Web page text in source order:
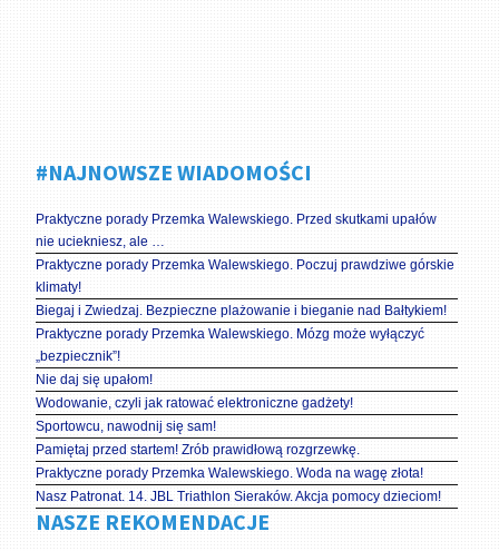
#NAJNOWSZE WIADOMOŚCI
Praktyczne porady Przemka Walewskiego. Przed skutkami upałów
nie uciekniesz, ale …
Praktyczne porady Przemka Walewskiego. Poczuj prawdziwe górskie
klimaty!
Biegaj i Zwiedzaj. Bezpieczne plażowanie i bieganie nad Bałtykiem!
Praktyczne porady Przemka Walewskiego. Mózg może wyłączyć
„bezpiecznik”!
Nie daj się upałom!
Wodowanie, czyli jak ratować elektroniczne gadżety!
Sportowcu, nawodnij się sam!
Pamiętaj przed startem! Zrób prawidłową rozgrzewkę.
Praktyczne porady Przemka Walewskiego. Woda na wagę złota!
Nasz Patronat. 14. JBL Triathlon Sieraków. Akcja pomocy dzieciom!
NASZE REKOMENDACJE